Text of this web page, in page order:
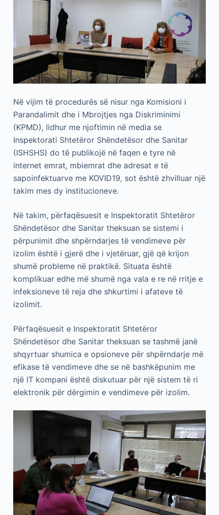
Në vijim të procedurës së nisur nga Komisioni i
Parandalimit dhe i Mbrojtjes nga Diskriminimi
(KPMD), lidhur me njoftimin në media se
Inspektorati Shtetëror Shëndetësor dhe Sanitar
(ISHSHS) do të publikojë në faqen e tyre në
internet emrat, mbiemrat dhe adresat e të
sapoinfektuarve me KOVID19, sot është zhvilluar një
takim mes dy institucioneve.
Në takim, përfaqësuesit e Inspektoratit Shtetëror
Shëndetësor dhe Sanitar theksuan se sistemi i
përpunimit dhe shpërndarjes të vendimeve për
izolim është i gjerë dhe i vjetëruar, gjë që krijon
shumë probleme në praktikë. Situata është
komplikuar edhe më shumë nga vala e re në rritje e
infeksioneve të reja dhe shkurtimi i afateve të
izolimit.
Përfaqësuesit e Inspektoratit Shtetëror
Shëndetësor dhe Sanitar theksuan se tashmë janë
shqyrtuar shumica e opsioneve për shpërndarje më
efikase të vendimeve dhe se në bashkëpunim me
një IT kompani është diskutuar për një sistem të ri
elektronik për dërgimin e vendimeve për izolim.